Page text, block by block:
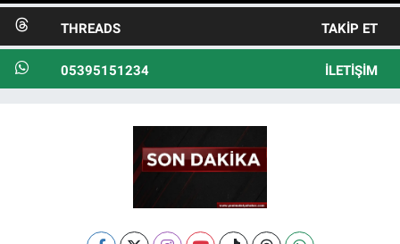
THREADS TAKIP ET
05395151234 İLETIŞIM